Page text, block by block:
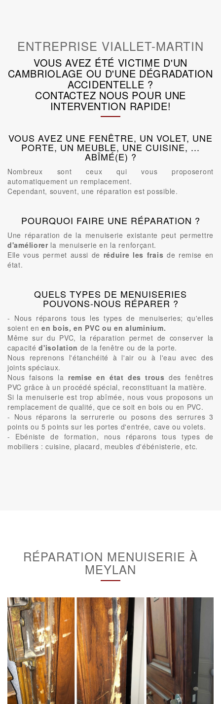
ENTREPRISE VIALLET-MARTIN
VOUS AVEZ ÉTÉ VICTIME D'UN
CAMBRIOLAGE OU D'UNE DÉGRADATION
ACCIDENTELLE ?
CONTACTEZ NOUS POUR UNE
INTERVENTION RAPIDE!
VOUS AVEZ UNE FENÊTRE, UN VOLET, UNE
PORTE, UN MEUBLE, UNE CUISINE, ...
ABÎMÉ(E) ?
Nombreux sont ceux qui vous proposeront
automatiquement un remplacement.
Cependant, souvent, une réparation est possible.
POURQUOI FAIRE UNE RÉPARATION ?
Une réparation de la menuiserie existante peut permettre
d'améliorerla menuiserie en la renforçant.
Elle vous permet aussi de réduire les frais de remise en
état.
QUELS TYPES DE MENUISERIES
POUVONS-NOUS RÉPARER ?
- Nous réparons tous les types de menuiseries; qu'elles
soient en en bois, en PVC ou en aluminium.
Même sur du PVC, la réparation permet de conserver la
capacitéd'isolation de la fenêtre ou de la porte.
Nous reprenons l'étanchéité à l'air ou à l'eau avec des
joints spéciaux.
Nous faisons la remise en état des trous des fenêtres
PVC grâce à un procédé spécial, reconstituant la matière.
Si la menuiserie est trop abîmée, nous vous proposons un
remplacement de qualité, que ce soit en bois ou en PVC.
- Nous réparons la serrurerie ou posons des serrures 3
points ou 5 points sur les portes d'entrée, cave ou volets.
- Ebéniste de formation, nous réparons tous types de
mobiliers : cuisine, placard, meubles d'ébénisterie, etc.
RÉPARATION MENUISERIE À
MEYLAN